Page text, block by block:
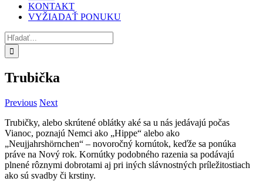
KONTAKT
VYŽIADAŤ PONUKU
Hľadať:
Trubička
Previous Next
Trubičky, alebo skrútené oblátky aké sa u nás jedávajú počas
Vianoc, poznajú Nemci ako „Hippe“ alebo ako
„Neujjahrshörnchen“ – novoročný kornútok, keďže sa ponúka
práve na Nový rok. Kornútky podobného razenia sa podávajú
plnené rôznymi dobrotami aj pri iných slávnostných príležitostiach
ako sú svadby či krstiny.